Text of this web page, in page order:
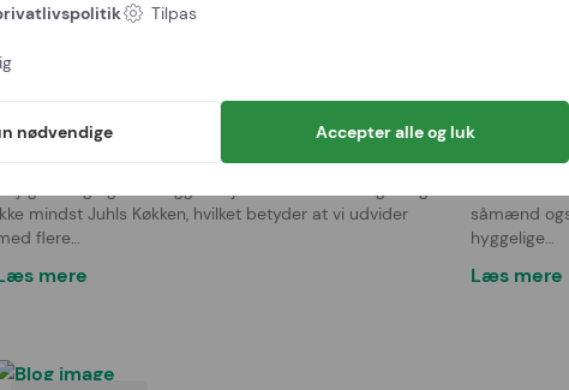
mindst Juhls Køkken, hvilket betyder at vi udvider
flere…
mere
Indvielse
såmænd
hyggelige…
Læs mere
Tilpas
nødvendige Accepter alle og luk